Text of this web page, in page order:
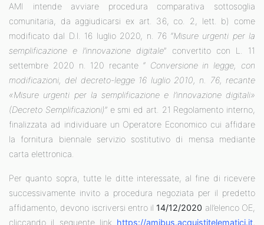
AMI intende avviare procedura comparativa sottosoglia
comunitaria, da aggiudicarsi ex art. 36, co. 2, lett. b) come
modificato dal D.l. 16 luglio 2020, n. 76 “Misure urgenti per la
semplificazione e l’innovazione digitale” convertito con L. 11
settembre 2020 n. 120 recante “ Conversione in legge, con
modificazioni, del decreto-legge 16 luglio 2010, n. 76, recante
«Misure urgenti per la semplificazione e l’innovazione digitali»
(Decreto Semplificazioni)” e smi ed art. 21 Regolamento interno,
finalizzata ad individuare un Operatore Economico cui affidare
la fornitura biennale servizio sostitutivo di mensa mediante
carta elettronica.
Per quanto sopra, tutte le ditte interessate, al fine di ricevere
successivamente invito a procedura negoziata per il predetto
affidamento, devono iscriversi entro il 14/12/2020 all’elenco OE,
cliccando il seguente link https://amibus.acquistitelematici.it,